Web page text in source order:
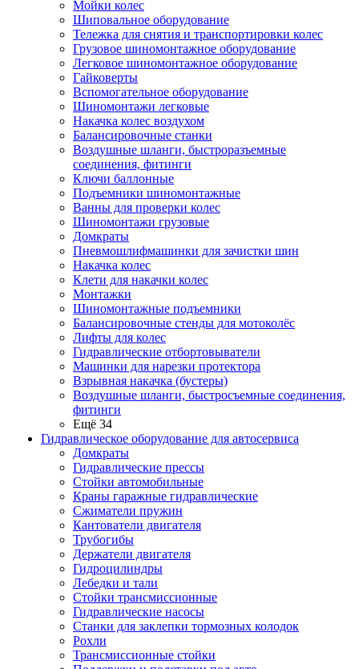
Мойки колес
Шиповальное оборудование
Тележка для снятия и транспортировки колес
Грузовое шиномонтажное оборудование
Легковое шиномонтажное оборудование
Гайковерты
Вспомогательное оборудование
Шиномонтажи легковые
Накачка колес воздухом
Балансировочные станки
Воздушные шланги, быстроразъемные
соединения, фитинги
Ключи баллонные
Подъемники шиномонтажные
Ванны для проверки колес
Шиномонтажи грузовые
Домкраты
Пневмошлифмашинки для зачистки шин
Накачка колес
Клети для накачки колес
Монтажки
Шиномонтажные подъемники
Балансировочные стенды для мотоколёс
Лифты для колес
Гидравлические отбортовыватели
Машинки для нарезки протектора
Взрывная накачка (бустеры)
Воздушные шланги, быстросъемные соединения,
фитинги
Ещё 34
Гидравлическое оборудование для автосервиса
Домкраты
Гидравлические прессы
Стойки автомобильные
Краны гаражные гидравлические
Сжиматели пружин
Кантователи двигателя
Трубогибы
Держатели двигателя
Гидроцилиндры
Лебедки и тали
Стойки трансмиссионные
Гидравлические насосы
Cтанки для заклепки тормозных колодок
Рохли
Трансмиссионные стойки